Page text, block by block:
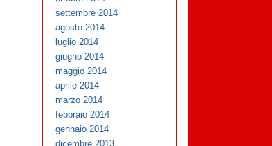
settembre 2014
agosto 2014
luglio 2014
giugno 2014
maggio 2014
aprile 2014
marzo 2014
febbraio 2014
gennaio 2014
dicembre 2013